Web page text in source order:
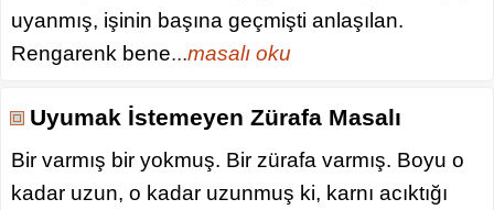
uyanmış, işinin başına geçmişti anlaşılan.
Rengarenk bene...masalı oku
Uyumak İstemeyen Zürafa Masalı
Bir varmış bir yokmuş. Bir zürafa varmış. Boyu o
kadar uzun, o kadar uzunmuş ki, karnı acıktığı